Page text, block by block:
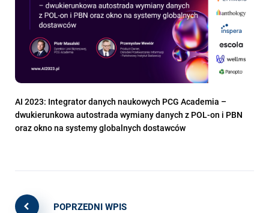
AI 2023: Integrator danych naukowych PCG Academia –
dwukierunkowa autostrada wymiany danych z POL-on i PBN
oraz okno na systemy globalnych dostawców
POPRZEDNI WPIS